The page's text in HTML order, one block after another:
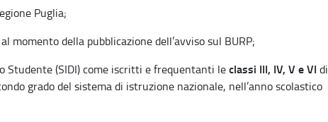
Puglia;
momento della pubblicazione dell’avviso sul BURP;
Studente (SIDI) come iscritti e frequentanti leclassi III, IV, V e VI di
grado del sistema di istruzione nazionale, nell’anno scolastico